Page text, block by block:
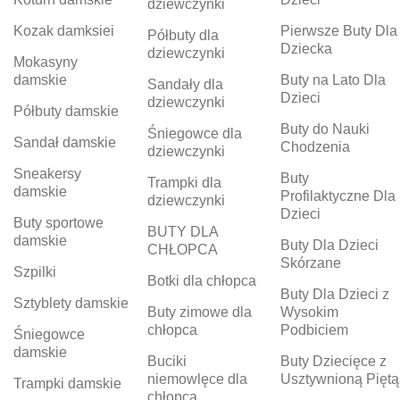
Kozak damksiei
Mokasyny
damskie
Półbuty damskie
Sandał damskie
Sneakersy
damskie
Buty sportowe
damskie
Szpilki
Sztyblety damskie
Śniegowce
damskie
Trampki damskie
dziewczynki
Półbuty dla
dziewczynki
Sandały dla
dziewczynki
Śniegowce dla
dziewczynki
Trampki dla
dziewczynki
BUTY DLA
CHŁOPCA
Botki dla chłopca
Buty zimowe dla
chłopca
Buciki
niemowlęce dla
chłopca
Pierwsze Buty Dla
Dziecka
Buty na Lato Dla
Dzieci
Buty do Nauki
Chodzenia
Buty
Profilaktyczne Dla
Dzieci
Buty Dla Dzieci
Skórzane
Buty Dla Dzieci z
Wysokim
Podbiciem
Buty Dziecięce z
Usztywnioną Piętą